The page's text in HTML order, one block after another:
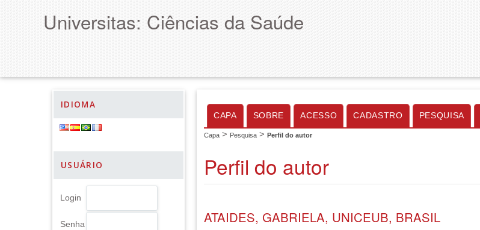
Universitas: Ciências da Saúde
IDIOMA
USUÁRIO
Login
Senha
CAPA SOBRE ACESSO CADASTRO PESQUISA
Capa > Pesquisa > Perfil do autor
Perfil do autor
ATAIDES, GABRIELA, UNICEUB, BRASIL